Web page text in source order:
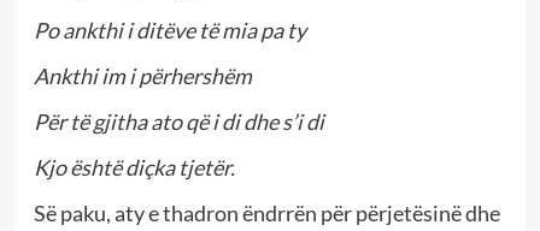
Po ankthi i ditëve të mia pa ty
Ankthi im i përhershëm
Për të gjitha ato që i di dhe s’i di
Kjo është diçka tjetër.
Së paku, aty e thadron ëndrrën për përjetësinë dhe